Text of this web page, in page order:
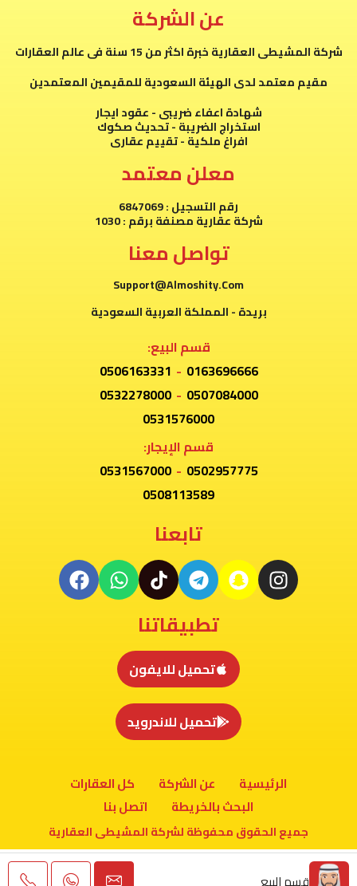
قسم البيع
عن الشركة
شركة المشيطى العقارية خبرة اكثر من 15 سنة فى عالم العقارات
مقيم معتمد لدى الهيئة السعودية للمقيمين المعتمدين
شهادة اعفاء ضريبى - عقود ايجار
استخراج الضريبة - تحديث صكوك
افراغ ملكية - تقييم عقارى
معلن معتمد
رقم التسجيل : 6847069
شركة عقارية مصنفة برقم : 1030
تواصل معنا
Support@Almoshity.Com
بريدة - المملكة العربية السعودية
قسم البيع:
0163696666
-
0506163331
0507084000
-
0532278000
0531576000
قسم الإيجار:
0502957775
-
0531567000
0508113589
تابعنا
تطبيقاتنا
تحميل للايفون
تحميل للاندرويد
الرئيسية عن الشركة
كل العقارات
البحث بالخريطة
اتصل بنا
جميع الحقوق محفوظة لشركة المشيطى العقارية